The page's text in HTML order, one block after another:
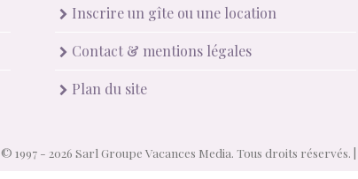
Inscrire un gîte ou une location
Contact & mentions légales
Plan du site
© 1997 - 2026 Sarl Groupe Vacances Media. Tous droits réservés. |